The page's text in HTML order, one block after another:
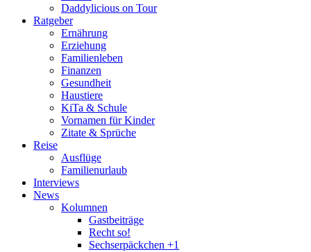
Daddylicious on Tour
Ratgeber
Ernährung
Erziehung
Familienleben
Finanzen
Gesundheit
Haustiere
KiTa & Schule
Vornamen für Kinder
Zitate & Sprüche
Reise
Ausflüge
Familienurlaub
Interviews
News
Kolumnen
Gastbeiträge
Recht so!
Sechserpäckchen +1